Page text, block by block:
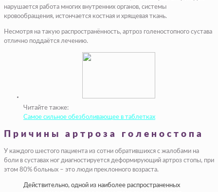
нарушается работа многих внутренних органов, системы
кровообращения, истончается костная и хрящевая ткань.
Несмотря на такую распространённость, артроз голеностопного сустава
отлично поддаётся лечению.
Читайте также:
Самое сильное обезболивающее в таблетках
Причины артроза голеностопа
У каждого шестого пациента из сотни обратившихся с жалобами на
боли в суставах ног диагностируется деформирующий артроз стопы, при
этом 80% больных – это люди преклонного возраста.
Действительно, одной из наиболее распространенных